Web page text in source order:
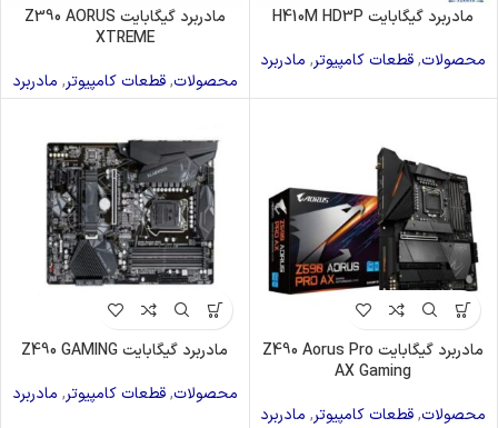
مادربرد گیگابایت H410M HD3P
محصولات,قطعات کامپیوتر, مادربرد
مادربرد گیگابایت Z390 AORUS
XTREME
محصولات,قطعات کامپیوتر, مادربرد
مادربرد گیگابایت Z490 Aorus Pro
AX Gaming
محصولات,قطعات کامپیوتر, مادربرد
مادربرد گیگابایت Z490 GAMING
محصولات,قطعات کامپیوتر, مادربرد